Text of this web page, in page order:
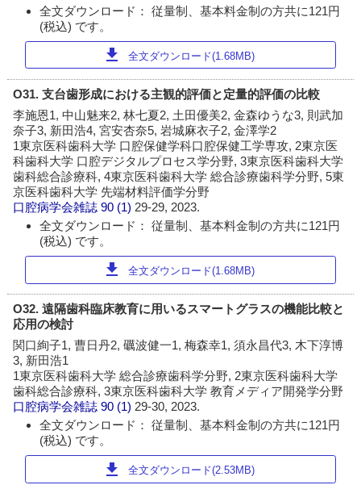
全文ダウンロード： 従量制、基本料金制の方共に121円
(税込) です。
download 全文ダウンロード(1.68MB)
O31. 支台歯形成における主観的評価と定量的評価の比較
李施恩1, 中山魅来2, 林七夏2, 土田優美2, 金森ゆうな3, 則武加
奈子3, 新田浩4, 宮安杏奈5, 岩城麻衣子2, 金澤学2
1東京医科歯科大学 口腔保健学科口腔保健工学専攻, 2東京医
科歯科大学 口腔デジタルプロセス学分野, 3東京医科歯科大学
歯科総合診療科, 4東京医科歯科大学 総合診療歯科学分野, 5東
京医科歯科大学 先端材料評価学分野
口腔病学会雑誌 90 (1) 29-29, 2023.
全文ダウンロード： 従量制、基本料金制の方共に121円
(税込) です。
download 全文ダウンロード(1.68MB)
O32. 遠隔歯科臨床教育に用いるスマートグラスの機能比較と
応用の検討
関口絢子1, 曹日丹2, 礪波健一1, 梅森幸1, 須永昌代3, 木下淳博
3, 新田浩1
1東京医科歯科大学 総合診療歯科学分野, 2東京医科歯科大学
歯科総合診療科, 3東京医科歯科大学 教育メディア開発学分野
口腔病学会雑誌 90 (1) 29-30, 2023.
全文ダウンロード： 従量制、基本料金制の方共に121円
(税込) です。
download 全文ダウンロード(2.53MB)